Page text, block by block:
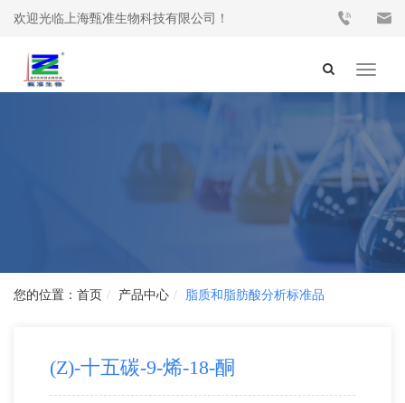
欢迎光临上海甄准生物科技有限公司！
Toggle
首页 产品中心 脂质和脂肪酸分析标准品
(Z)-十五碳-9-烯-18-酮